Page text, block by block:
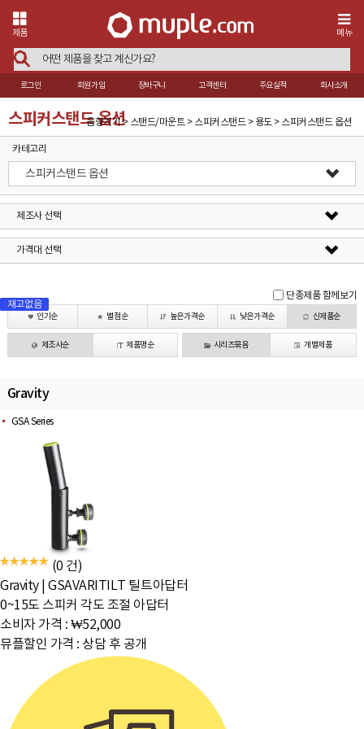
제품 메뉴
로그인 회원가입 장바구니 고객센터 주요실적 회사소개
스피커스탠드 옵션음향기기 > 스탠드/마운트 > 스피커스탠드 > 용도 > 스피커스탠드 옵션
카테고리
스피커스탠드 옵션
제조사 선택
가격대 선택
단종제품 함께보기
인기순 별점순 높은가격순 낮은가격순 신제품순
제조사순 제품명순 시리즈묶음 개별제품
Gravity
GSA Series
(0 건)
Gravity
GSAVARITILT 틸트아답터
0~15도 스피커 각도 조절 아답터
소비자 가격 : ₩52,000
뮤플할인 가격 : 상담 후 공개
재고없음
재고없음
재고없음
재고없음